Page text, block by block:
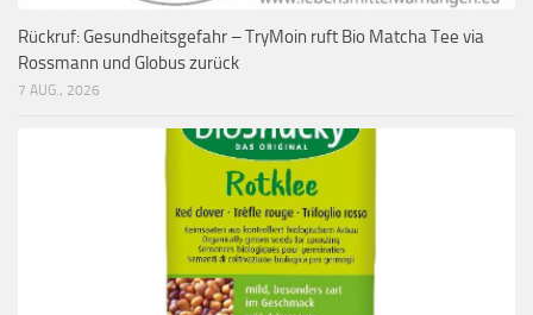
Rückruf: Gesundheitsgefahr – TryMoin ruft Bio Matcha Tee via
Rossmann und Globus zurück
7 AUG., 2026